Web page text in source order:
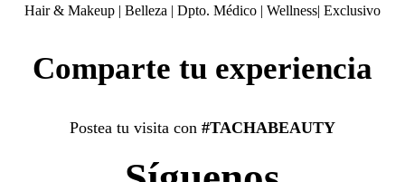
Hair & Makeup | Belleza | Dpto. Médico | Wellness| Exclusivo
Comparte tu experiencia
Postea tu visita con #TACHABEAUTY